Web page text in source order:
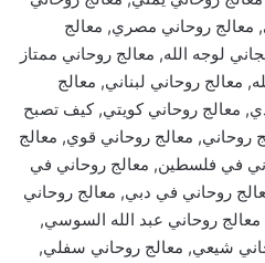
معالج روحاني مصري, معالج
لوجه الله, معالج روحاني ممتاز
معالج روحاني لبناني, معالج
معالج روحاني كويتي, كيف تصبح
روحاني, معالج روحاني قوي, معالج
في فلسطين, معالج روحاني في
روحاني في دبي, معالج روحاني
روحاني عبد الله السوسي,
شيعي, معالج روحاني سفلي,